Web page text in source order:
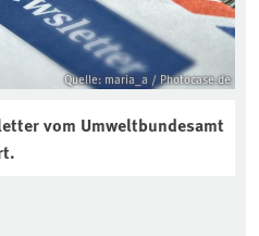
Quelle: maria_a / Photocase.de
vom Umweltbundesamt